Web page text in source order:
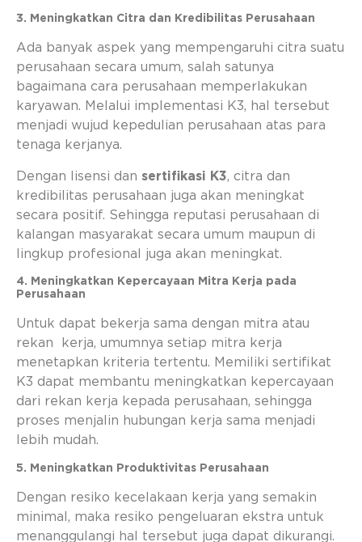
3. Meningkatkan Citra dan Kredibilitas Perusahaan
Ada banyak aspek yang mempengaruhi citra suatu
perusahaan secara umum, salah satunya
bagaimana cara perusahaan memperlakukan
karyawan. Melalui implementasi K3, hal tersebut
menjadi wujud kepedulian perusahaan atas para
tenaga kerjanya.
Dengan lisensi dan sertifikasi K3, citra dan
kredibilitas perusahaan juga akan meningkat
secara positif. Sehingga reputasi perusahaan di
kalangan masyarakat secara umum maupun di
lingkup profesional juga akan meningkat.
4. Meningkatkan Kepercayaan Mitra Kerja pada
Perusahaan
Untuk dapat bekerja sama dengan mitra atau
rekan kerja, umumnya setiap mitra kerja
menetapkan kriteria tertentu. Memiliki sertifikat
K3 dapat membantu meningkatkan kepercayaan
dari rekan kerja kepada perusahaan, sehingga
proses menjalin hubungan kerja sama menjadi
lebih mudah.
5. Meningkatkan Produktivitas Perusahaan
Dengan resiko kecelakaan kerja yang semakin
minimal, maka resiko pengeluaran ekstra untuk
menanggulangi hal tersebut juga dapat dikurangi.